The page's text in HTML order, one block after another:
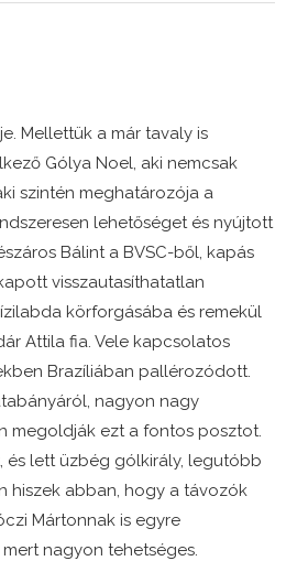
Mellettük a már tavaly is
Gólya Noel, aki nemcsak
szintén meghatározója a
lehetőséget és nyújtott
Bálint a BVSC-ből, kapás
visszautasíthatatlan
körforgásába és remekül
Attila fia. Vele kapcsolatos
Brazíliában pallérozódott.
nagyon nagy
megoldják ezt a fontos posztot.
és lett üzbég gólkirály, legutóbb
hiszek abban, hogy a távozók
Mártonnak is egyre
nagyon tehetséges.